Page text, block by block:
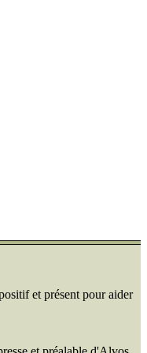
et présent pour aider